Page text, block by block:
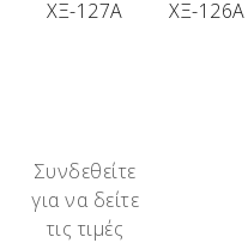
περιορισμένης
Αγριελιά –
Βίδι – Ευκάλυπτος –
Κυπαρίσσι.
ΧΞ-127Α
ΧΞ-126Α
Συνδεθείτε
για να δείτε
τις τιμές